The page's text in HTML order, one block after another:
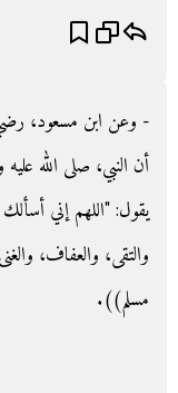
- وعن ابن مسعود، رضي
أن النبي، صلى الله
يقول‏:‏ ‏"‏اللهم إني
والتقى، والعفاف،
مسلم‏)‏‏)‏‏.‏